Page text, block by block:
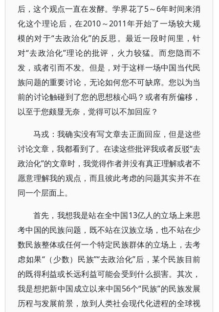
后，这个观点一直在发酵。学界花了5～6年时间来消
化这个理论后，在2010～2011年开始了一场较大规
模的对于“去政治化”的反思。最近一段时间里，针
对“去政治化”理论的批评，火力较猛。而您隐而不
发，或者引而不发。但是，对于这样一场中国当代民
族问题的重要讨论，无论如何您不可缺席。您以为当
前的讨论触碰到了您的思想核心吗？或者有所偏移，
以至于您颇显无奈，觉得可以不加回应？
马戎：我确实没有写文章去正面回应，但是这些
讨论文章，我都看到了。在读这些批评我或者反驳“去
政治化”的文章时，我觉得作者并没有真正理解或者不
愿意理解我的观点，而且彼此考虑的问题其实并不在
同一个层面上。
首先，我想我是站在全中国13亿人的立场上来思
考中国的民族问题，既不站在汉族立场，也不站在少
数民族整体或任何一个特定民族群体的立场上，去考
虑如果“（少数）民族”“去政治化”后，某个民族目前
的既得利益或长远利益可能会受到什么损害。其次，
我是想把新中国成立以来中国56个“民族”的民族发展
历程与发展前景，放到人类社会现代化进程的全球视